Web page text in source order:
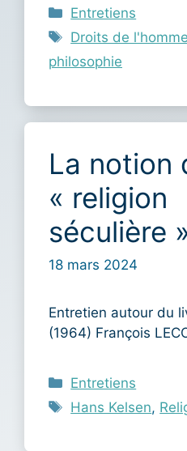
Catégories
Entretiens
Étiquettes
Droits de l'homme
philosophie
La notion
« religion
séculière
18 mars 2024
Entretien autour du
(1964) François
Catégories
Entretiens
Étiquettes
Hans Kelsen,